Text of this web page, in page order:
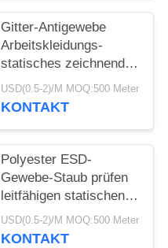
Gitter-Antigewebe
Arbeitskleidungs-
statisches zeichnendes
Gewebe Tc Polycotton
Esd Breathable
USD(0.5-2)/M MOQ:500 Meter
KONTAKT
Polyester ESD-
Gewebe-Staub prüfen
leitfähigen statischen
Breathable 115 Antig/M
USD(0.5-2)/M MOQ:500 Meter
KONTAKT